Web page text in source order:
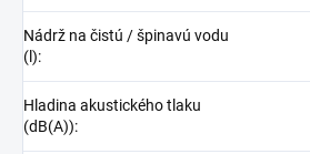
Nádrž na čistú / špinavú vodu
(l):
Hladina akustického tlaku
(dB(A)):